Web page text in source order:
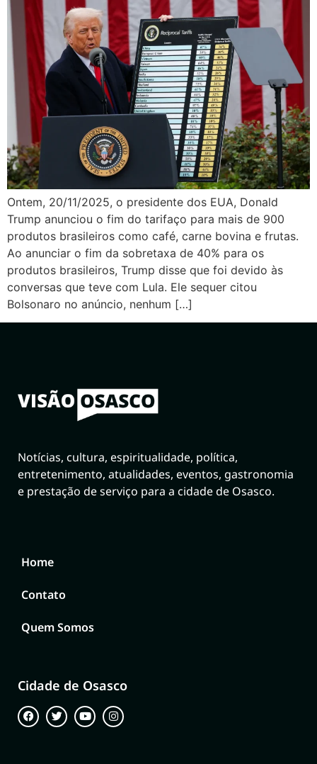
Ontem, 20/11/2025, o presidente dos EUA, Donald
Trump anunciou o fim do tarifaço para mais de 900
produtos brasileiros como café, carne bovina e frutas.
Ao anunciar o fim da sobretaxa de 40% para os
produtos brasileiros, Trump disse que foi devido às
conversas que teve com Lula. Ele sequer citou
Bolsonaro no anúncio, nenhum […]
Notícias, cultura, espiritualidade, política,
entretenimento, atualidades, eventos, gastronomia
e prestação de serviço para a cidade de Osasco.
Home
Contato
Quem Somos
Cidade de Osasco